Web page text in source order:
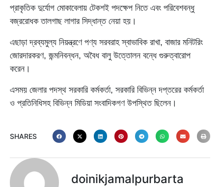
প্রাকৃতিক দুর্যোগ মোকাবেলায় টেকশই পদক্ষেপ নিতে এবং পরিবেশবন্ধু
বজ্ররোধক তালগাছ লাগার সিদ্ধান্ত নেয়া হয়।
এছাড়া দ্রব্যমুল্য নিয়ন্ত্রণে পণ্য সরবরাহ স্বাভাবিক রাখা, বাজার মনিটরিং
জোরদারকরণ, জন্মনিবন্ধন, অবৈধ বালু উত্তোলন বন্ধে গুরুত্বারোপ
করেন।
এসময় জেলার পদস্থ সরকারি কর্মকর্তা, সরকারি বিভিন্ন দপ্তরের কর্মকর্তা
ও প্রতিনিধিসহ বিভিন্ন মিডিয়া সংবাদিকগণ উপস্থিত ছিলেন।
SHARES
doinikjamalpurbarta